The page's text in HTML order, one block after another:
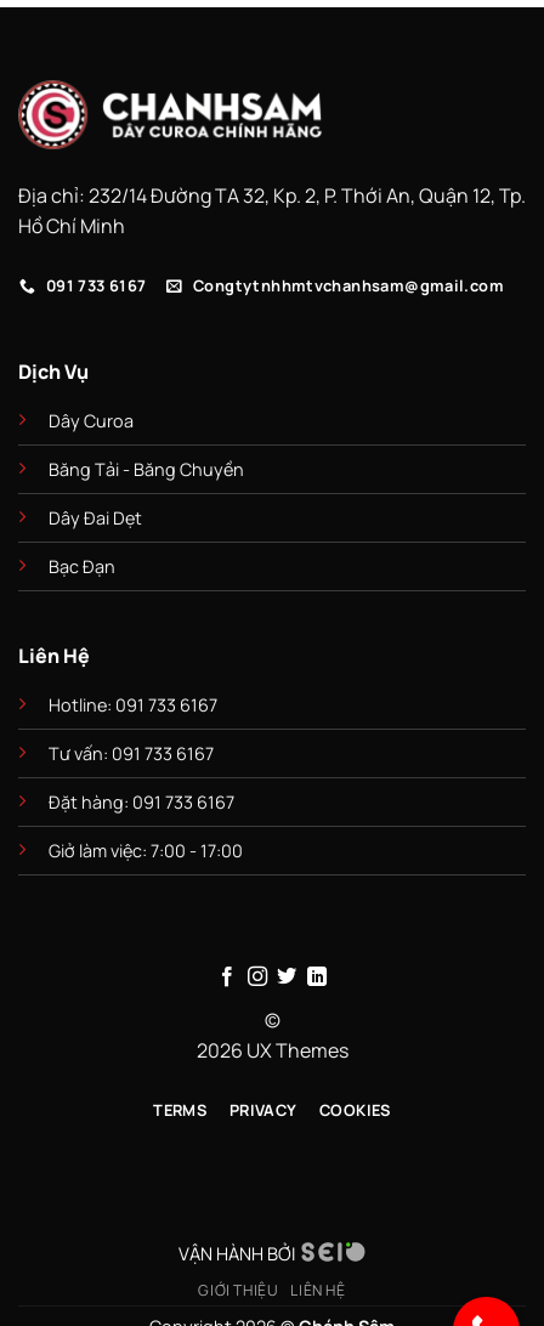
Địa chỉ: 232/14 Đường TA 32, Kp. 2, P. Thới An, Quận 12, Tp.
Hồ Chí Minh
091 733 6167 Congtytnhhmtvchanhsam@gmail.com
Dịch Vụ
Dây Curoa
Băng Tải - Băng Chuyền
Dây Đai Dẹt
Bạc Đạn
Liên Hệ
Hotline: 091 733 6167
Tư vấn: 091 733 6167
Đặt hàng: 091 733 6167
Giở làm việc: 7:00 - 17:00
©
2026 UX Themes
TERMS PRIVACY COOKIES
VẬN HÀNH BỞI
GIỚI THIỆU LIÊN HỆ